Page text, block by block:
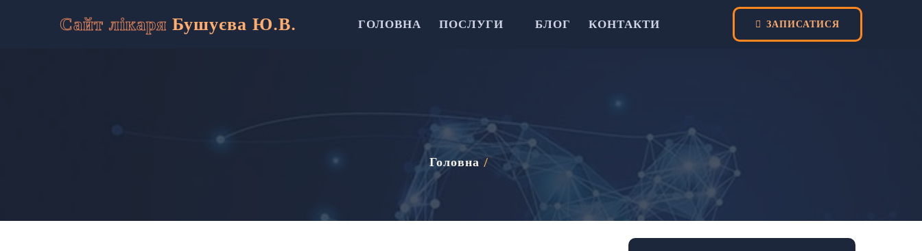
Сайт лікаря Бушуєва Ю.В. ГОЛОВНА ПОСЛУГИ БЛОГ КОНТАКТИ ЗАПИСАТИСЯ
Головна /